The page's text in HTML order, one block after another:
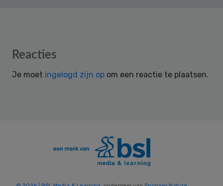
Reader
Reacties
Je moet ingelogd zijn op om een reactie te plaatsen.